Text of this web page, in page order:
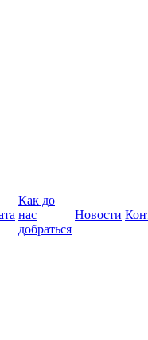
Как до
нас
добраться
Новости